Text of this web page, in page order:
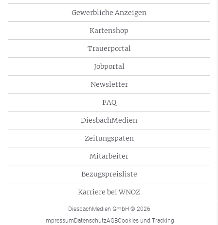
Gewerbliche Anzeigen
Kartenshop
Trauerportal
Jobportal
Newsletter
FAQ
DiesbachMedien
Zeitungspaten
Mitarbeiter
Bezugspreisliste
Karriere bei WNOZ
DiesbachMedien GmbH © 2026
ImpressumDatenschutzAGBCookies und Tracking